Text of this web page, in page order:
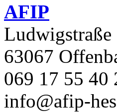
AFIP
Ludwigstraße
63067
069 17 55 40
info@afip-